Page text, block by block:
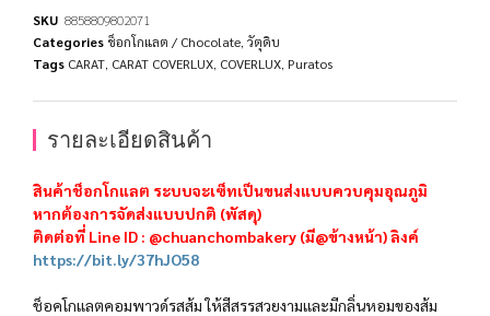
SKU 8858809802071
Categories ช็อกโกแลต / Chocolate วัตุดิบ
Tags CARAT CARAT COVERLUX COVERLUX Puratos
รายละเอียดสินค้า
สินค้าช็อกโกแลต ระบบจะเซ็ทเป็นขนส่งแบบควบคุมอุณภูมิ
หากต้องการจัดส่งแบบปกติ (พัสดุ)
ติดต่อที่ Line ID : @chuanchombakery (มี@ข้างหน้า) ลิงค์
https://bit.ly/37hJO58
ช็อคโกแลตคอมพาวด์รสส้ม ให้สีสรรสวยงามและมีกลิ่นหอมของส้ม